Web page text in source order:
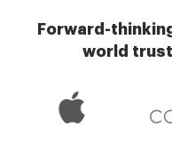
Forward-
world